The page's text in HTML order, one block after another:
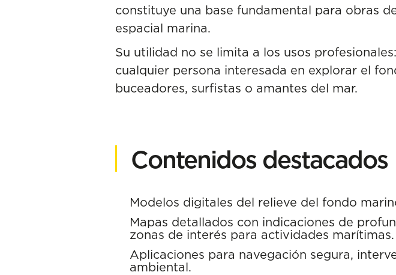
constituye una base fundamental para obras
espacial marina.
Su utilidad no se limita a los usos
cualquier persona interesada en explorar el
buceadores, surfistas o amantes del mar.
Contenidos destacados
Modelos digitales del relieve del fondo
Mapas detallados con indicaciones de
zonas de interés para actividades marítimas.
Aplicaciones para navegación segura,
ambiental.